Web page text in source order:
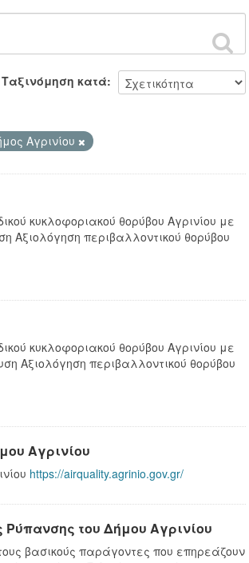
Ταξινόμηση κατά
Αγρινίου
κυκλοφοριακού θορύβου Αγρινίου με
Αξιολόγηση περιβαλλοντικού θορύβου
κυκλοφοριακού θορύβου Αγρινίου με
Αξιολόγηση περιβαλλοντικού θορύβου
Αγρινίου
https://airquality.agrinio.gov.gr/
του Δήμου Αγρινίου
βασικούς παράγοντες που επηρεάζουν